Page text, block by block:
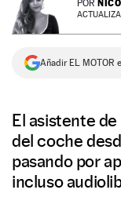
NEWSLETTER
SÍGUENOS
POR
Añadir EL MOTOR
El asistente
del coche
pasando por
incluso